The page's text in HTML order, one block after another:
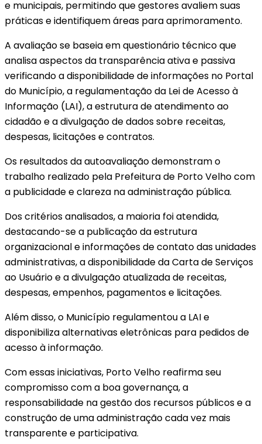
e municipais, permitindo que gestores avaliem suas
práticas e identifiquem áreas para aprimoramento.
A avaliação se baseia em questionário técnico que
analisa aspectos da transparência ativa e passiva
verificando a disponibilidade de informações no Portal
do Município, a regulamentação da Lei de Acesso à
Informação (LAI), a estrutura de atendimento ao
cidadão e a divulgação de dados sobre receitas,
despesas, licitações e contratos.
Os resultados da autoavaliação demonstram o
trabalho realizado pela Prefeitura de Porto Velho com
a publicidade e clareza na administração pública.
Dos critérios analisados, a maioria foi atendida,
destacando-se a publicação da estrutura
organizacional e informações de contato das unidades
administrativas, a disponibilidade da Carta de Serviços
ao Usuário e a divulgação atualizada de receitas,
despesas, empenhos, pagamentos e licitações.
Além disso, o Município regulamentou a LAI e
disponibiliza alternativas eletrônicas para pedidos de
acesso à informação.
Com essas iniciativas, Porto Velho reafirma seu
compromisso com a boa governança, a
responsabilidade na gestão dos recursos públicos e a
construção de uma administração cada vez mais
transparente e participativa.